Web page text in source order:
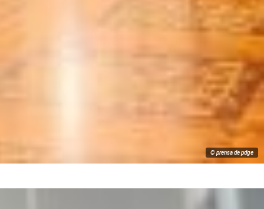
© prensa de pdge